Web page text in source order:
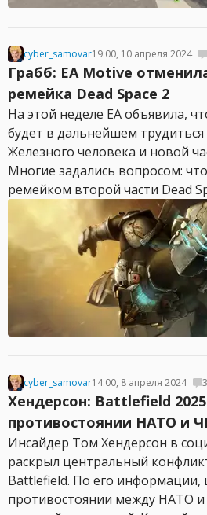
cyber_samovar19:00, 10 апреля 2024
Грабб: EA Motive
ремейка Dead Space 2
На этой неделе EA объявила,
будет в дальнейшем
Железного человека и новой
Многие задались вопросом:
ремейком второй части Dead
cyber_samovar14:00, 8 апреля 2024
Хендерсон: Battlefield
противостоянии НАТО и
Инсайдер Том Хендерсон в
раскрыл центральный
Battlefield. По его информации,
противостоянии между НАТО и